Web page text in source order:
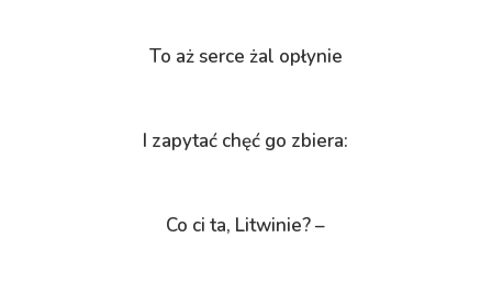
To aż serce żal opłynie
I zapytać chęć go zbiera:
Co ci ta, Litwinie? –